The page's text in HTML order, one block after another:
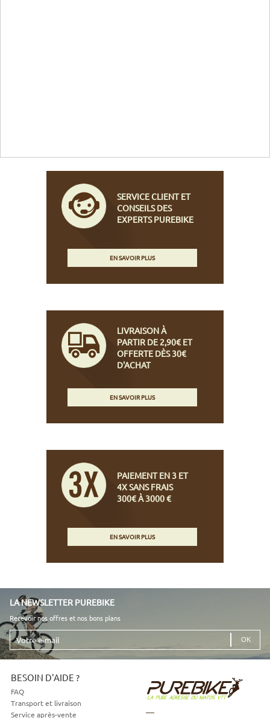
SERVICE CLIENT ET
CONSEILS DES
EXPERTS PUREBIKE
EN SAVOIR PLUS
LIVRAISON À
PARTIR DE 2,90€ ET
OFFERTE DÈS 30€
D'ACHAT
EN SAVOIR PLUS
PAIEMENT EN 3 ET
4X SANS FRAIS
300€ À 3000 €
EN SAVOIR PLUS
LA NEWSLETTER PUREBIKE
Recevoir nos offres et nos bons plans
Votre
e-
mail
BESOIN D'AIDE ?
FAQ
Transport et livraison
Service après-vente